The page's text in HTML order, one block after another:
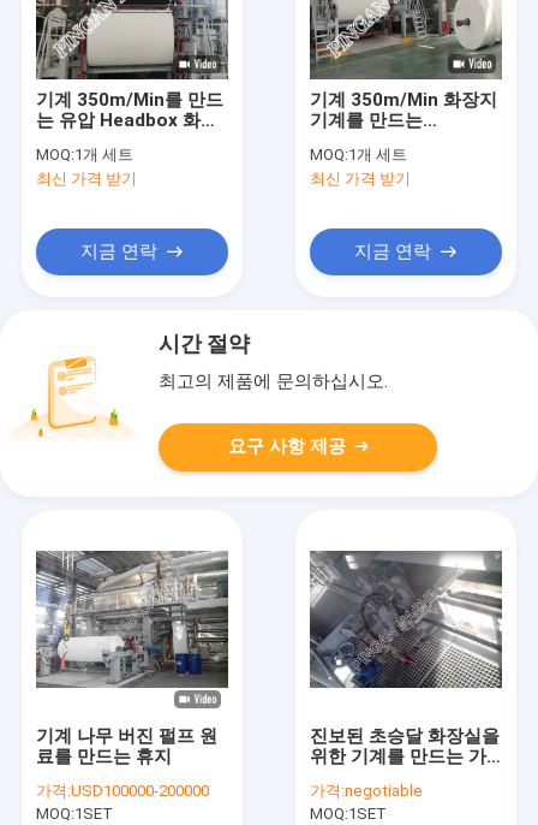
기계 350m/Min를 만드
는 유압 Headbox 화장
MOQ:1개 세트
최신 가격 받기
지금 연락
기계 350m/Min 화장지
기계를 만드는
MOQ:1개 세트
최신 가격 받기
지금 연락
시간 절약
최고의 제품에 문의하십시오.
요구 사항 제공
기계 나무 버진 펄프 원
료를 만드는 휴지
가격:USD100000-200000
MOQ:1SET
진보된 초승달 화장실을
위한 기계를 만드는 가
슈 페이퍼
가격:negotiable
MOQ:1SET